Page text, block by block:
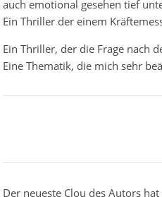
auch emotional gesehen tief
Ein Thriller der einem
Ein Thriller, der die Frage nach
Eine Thematik, die mich sehr
Der neueste Clou des Autors